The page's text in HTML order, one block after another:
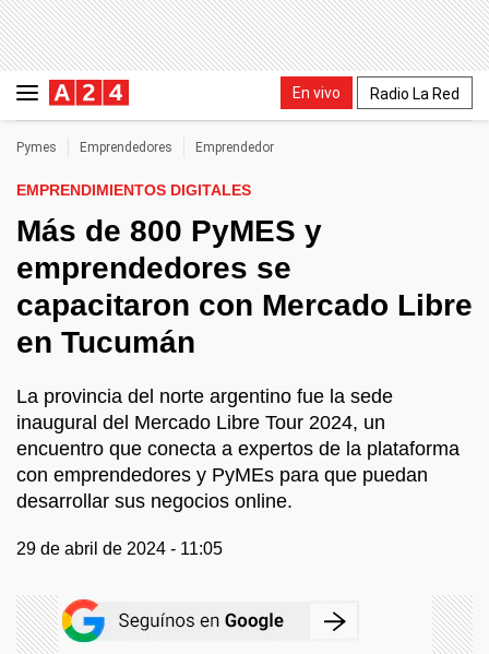
En vivo Radio La Red
Pymes Emprendedores Emprendedor
EMPRENDIMIENTOS DIGITALES
Más de 800 PyMES y
emprendedores se
capacitaron con Mercado Libre
en Tucumán
La provincia del norte argentino fue la sede
inaugural del Mercado Libre Tour 2024, un
encuentro que conecta a expertos de la plataforma
con emprendedores y PyMEs para que puedan
desarrollar sus negocios online.
29 de abril de 2024 - 11:05